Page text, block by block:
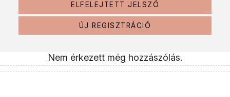
ELFELEJTETT JELSZÓ
ÚJ REGISZTRÁCIÓ
Nem érkezett még hozzászólás.